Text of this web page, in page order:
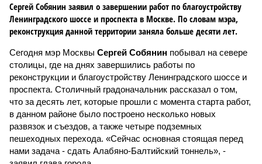
Сергей Собянин заявил о завершении работ по благоустройству
Ленинградского шоссе и проспекта в Москве. По словам мэра,
реконструкция данной территории заняла больше десяти лет.
Сегодня мэр Москвы Сергей Собянин побывал на севере
столицы, где на днях завершились работы по
реконструкции и благоустройству Ленинградского шоссе и
проспекта. Столичный градоначальник рассказал о том,
что за десять лет, которые прошли с момента старта работ,
в данном районе было построено несколько новых
развязок и съездов, а также четыре подземных
пешеходных перехода. «Сейчас основная стоящая перед
нами задача - сдать Алабяно-Балтийский тоннель», -